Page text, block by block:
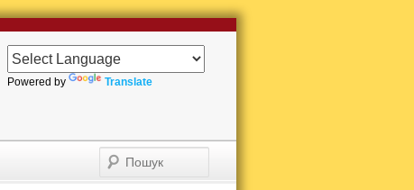
Powered by Translate